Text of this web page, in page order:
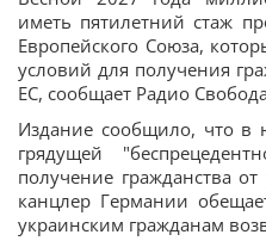
иметь пятилетний стаж
Европейского Союза,
условий для получения
ЕС, сообщает Радио
Издание сообщило, что
грядущей
получение гражданства
канцлер Германии
украинским гражданам